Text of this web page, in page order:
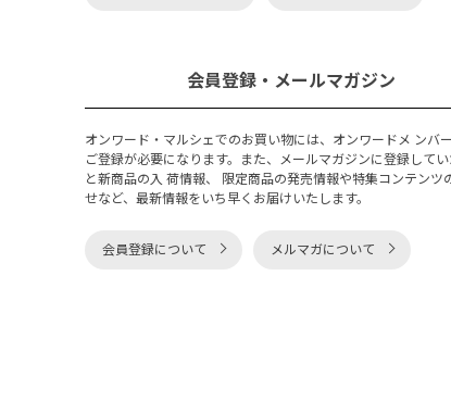
会員登録・メールマガジン
オンワード・マルシェでのお買い物には、オンワードメ ンバ
ご登録が必要になります。また、メールマガジンに登録してい
と新商品の入 荷情報、 限定商品の発売情報や特集コンテンツ
せなど、最新情報をいち早くお届けいたします。
会員登録について メルマガについて